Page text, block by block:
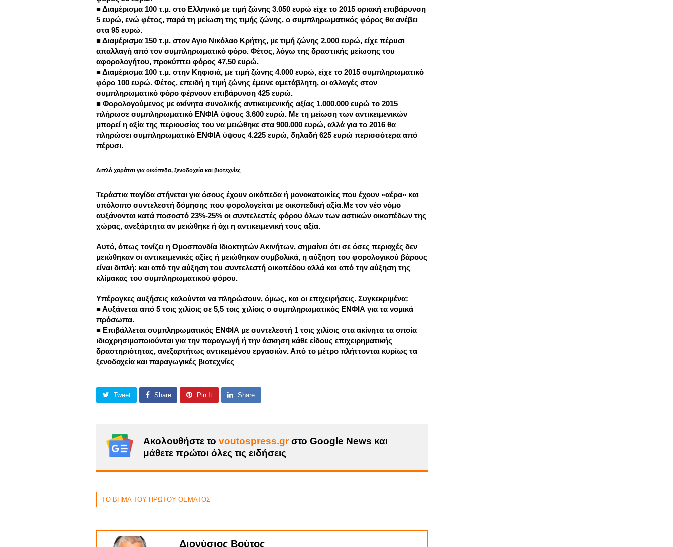
■ Διαμέρισμα 100 τ.μ. στο Ελληνικό με τιμή ζώνης 3.050 ευρώ είχε το 2015 οριακή επιβάρυνση
5 ευρώ, ενώ φέτος, παρά τη μείωση της τιμής ζώνης, ο συμπληρωματικός φόρος θα ανέβει
στα 95 ευρώ.
■ Διαμέρισμα 150 τ.μ. στον Αγιο Νικόλαο Κρήτης, με τιμή ζώνης 2.000 ευρώ, είχε πέρυσι
απαλλαγή από τον συμπληρωματικό φόρο. Φέτος, λόγω της δραστικής μείωσης του
αφορολογήτου, προκύπτει φόρος 47,50 ευρώ.
■ Διαμέρισμα 100 τ.μ. στην Κηφισιά, με τιμή ζώνης 4.000 ευρώ, είχε το 2015 συμπληρωματικό
φόρο 100 ευρώ. Φέτος, επειδή η τιμή ζώνης έμεινε αμετάβλητη, οι αλλαγές στον
συμπληρωματικό φόρο φέρνουν επιβάρυνση 425 ευρώ.
■ Φορολογούμενος με ακίνητα συνολικής αντικειμενικής αξίας 1.000.000 ευρώ το 2015
πλήρωσε συμπληρωματικό ΕΝΦΙΑ ύψους 3.600 ευρώ. Με τη μείωση των αντικειμενικών
μπορεί η αξία της περιουσίας του να μειώθηκε στα 900.000 ευρώ, αλλά για το 2016 θα
πληρώσει συμπληρωματικό ΕΝΦΙΑ ύψους 4.225 ευρώ, δηλαδή 625 ευρώ περισσότερα από
πέρυσι.
Διπλό χαράτσι για οικόπεδα, ξενοδοχεία και βιοτεχνίες
Τεράστια παγίδα στήνεται για όσους έχουν οικόπεδα ή μονοκατοικίες που έχουν «αέρα» και
υπόλοιπο συντελεστή δόμησης που φορολογείται με οικοπεδική αξία.Με τον νέο νόμο
αυξάνονται κατά ποσοστό 23%-25% οι συντελεστές φόρου όλων των αστικών οικοπέδων της
χώρας, ανεξάρτητα αν μειώθηκε ή όχι η αντικειμενική τους αξία.
Αυτό, όπως τονίζει η Ομοσπονδία Ιδιοκτητών Ακινήτων, σημαίνει ότι σε όσες περιοχές δεν
μειώθηκαν οι αντικειμενικές αξίες ή μειώθηκαν συμβολικά, η αύξηση του φορολογικού βάρους
είναι διπλή: και από την αύξηση του συντελεστή οικοπέδου αλλά και από την αύξηση της
κλίμακας του συμπληρωματικού φόρου.
Υπέρογκες αυξήσεις καλούνται να πληρώσουν, όμως, και οι επιχειρήσεις. Συγκεκριμένα:
■ Αυξάνεται από 5 τοις χιλίοις σε 5,5 τοις χιλίοις ο συμπληρωματικός ΕΝΦΙΑ για τα νομικά
πρόσωπα.
■ Επιβάλλεται συμπληρωματικός ΕΝΦΙΑ με συντελεστή 1 τοις χιλίοις στα ακίνητα τα οποία
ιδιοχρησιμοποιούνται για την παραγωγή ή την άσκηση κάθε είδους επιχειρηματικής
δραστηριότητας, ανεξαρτήτως αντικειμένου εργασιών. Από το μέτρο πλήττονται κυρίως τα
ξενοδοχεία και παραγωγικές βιοτεχνίες
Tweet Share Pin It Share
Ακολουθήστε τοvoutospress.grστο Google News και
μάθετε πρώτοι όλες τις ειδήσεις
ΤΟ ΒΗΜΑ ΤΟΥ ΠΡΩΤΟΥ ΘΕΜΑΤΟΣ
Διονύσιος Βούτος